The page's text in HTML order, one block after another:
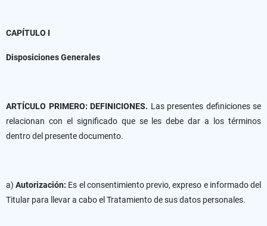
CAPÍTULO I
Disposiciones Generales
ARTÍCULO PRIMERO: DEFINICIONES. Las presentes definiciones se
relacionan con el significado que se les debe dar a los términos
dentro del presente documento.
a)Autorización: Es el consentimiento previo, expreso e informado del
Titular para llevar a cabo el Tratamiento de sus datos personales.